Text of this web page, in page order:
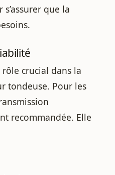
que la
crucial dans la
tondeuse. Pour les
recommandée. Elle